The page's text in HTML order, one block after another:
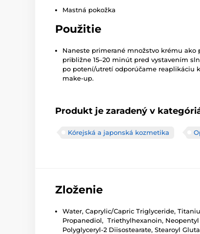
Mastná pokožka
Použitie
Naneste primerané množstvo krému ako
približne 15–20 minút pred vystavením
po potení/utretí odporúčame reaplikáciu
make-up.
Produkt je zaradený v
Kórejská a japonská kozmetika
Zloženie
Water, Caprylic/Capric Triglyceride,
Propanediol, Triethylhexanoin,
Polyglyceryl-2 Diisostearate, Stearoyl